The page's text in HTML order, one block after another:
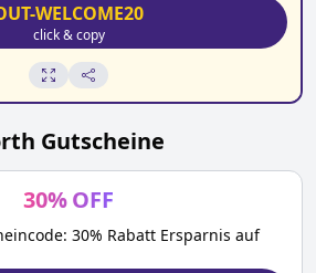
WELCOME20
click & copy
Gutscheine
30%OFF
30% Rabatt Ersparnis auf